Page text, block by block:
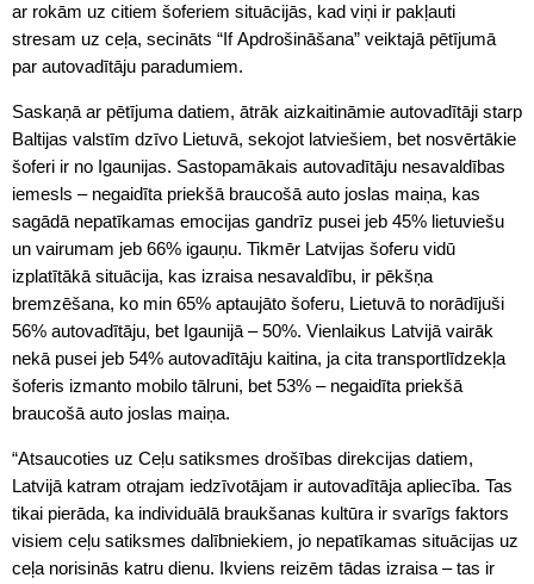
ar rokām uz citiem šoferiem situācijās, kad viņi ir pakļauti
stresam uz ceļa, secināts “If Apdrošināšana” veiktajā pētījumā
par autovadītāju paradumiem.
Saskaņā ar pētījuma datiem, ātrāk aizkaitināmie autovadītāji starp
Baltijas valstīm dzīvo Lietuvā, sekojot latviešiem, bet nosvērtākie
šoferi ir no Igaunijas. Sastopamākais autovadītāju nesavaldības
iemesls – negaidīta priekšā braucošā auto joslas maiņa, kas
sagādā nepatīkamas emocijas gandrīz pusei jeb 45% lietuviešu
un vairumam jeb 66% igauņu. Tikmēr Latvijas šoferu vidū
izplatītākā situācija, kas izraisa nesavaldību, ir pēkšņa
bremzēšana, ko min 65% aptaujāto šoferu, Lietuvā to norādījuši
56% autovadītāju, bet Igaunijā – 50%. Vienlaikus Latvijā vairāk
nekā pusei jeb 54% autovadītāju kaitina, ja cita transportlīdzekļa
šoferis izmanto mobilo tālruni, bet 53% – negaidīta priekšā
braucošā auto joslas maiņa.
“Atsaucoties uz Ceļu satiksmes drošības direkcijas datiem,
Latvijā katram otrajam iedzīvotājam ir autovadītāja apliecība. Tas
tikai pierāda, ka individuālā braukšanas kultūra ir svarīgs faktors
visiem ceļu satiksmes dalībniekiem, jo nepatīkamas situācijas uz
ceļa norisinās katru dienu. Ikviens reizēm tādas izraisa – tas ir